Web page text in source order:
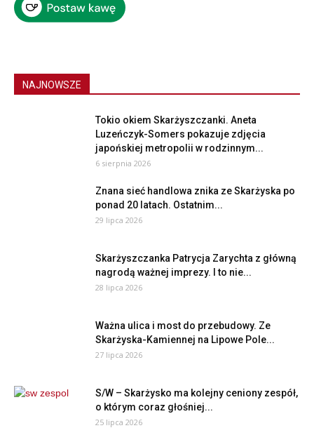
NAJNOWSZE
Tokio okiem Skarżyszczanki. Aneta
Luzeńczyk-Somers pokazuje zdjęcia
japońskiej metropolii w rodzinnym...
6 sierpnia 2026
Znana sieć handlowa znika ze Skarżyska po
ponad 20 latach. Ostatnim...
29 lipca 2026
Skarżyszczanka Patrycja Zarychta z główną
nagrodą ważnej imprezy. I to nie...
28 lipca 2026
Ważna ulica i most do przebudowy. Ze
Skarżyska-Kamiennej na Lipowe Pole...
27 lipca 2026
S/W – Skarżysko ma kolejny ceniony zespół,
o którym coraz głośniej...
25 lipca 2026